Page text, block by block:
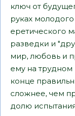
ключ от
руках
еретического
разведки и
мир, любовь и
ему на трудном
конце
сложнее, чем
долю